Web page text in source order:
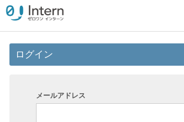
ログイン
メールアドレス